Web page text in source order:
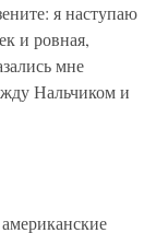
я наступаю
и ровная,
мне
Нальчиком и